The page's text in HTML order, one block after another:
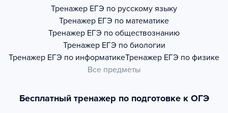
Тренажер ЕГЭ по русскому языку
Тренажер ЕГЭ по математике
Тренажер ЕГЭ по обществознанию
Тренажер ЕГЭ по биологии
Тренажер ЕГЭ по информатикеТренажер ЕГЭ по физике
Все предметы
Бесплатный тренажер по подготовке к ОГЭ